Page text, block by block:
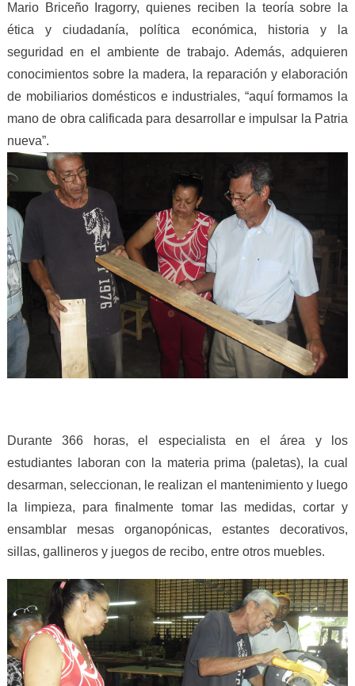
Mario Briceño Iragorry, quienes reciben la teoría sobre la
ética y ciudadanía, política económica, historia y la
seguridad en el ambiente de trabajo. Además, adquieren
conocimientos sobre la madera, la reparación y elaboración
de mobiliarios domésticos e industriales, “aquí formamos la
mano de obra calificada para desarrollar e impulsar la Patria
nueva”.
Durante 366 horas, el especialista en el área y los
estudiantes laboran con la materia prima (paletas), la cual
desarman, seleccionan, le realizan el mantenimiento y luego
la limpieza, para finalmente tomar las medidas, cortar y
ensamblar mesas organopónicas, estantes decorativos,
sillas, gallineros y juegos de recibo, entre otros muebles.